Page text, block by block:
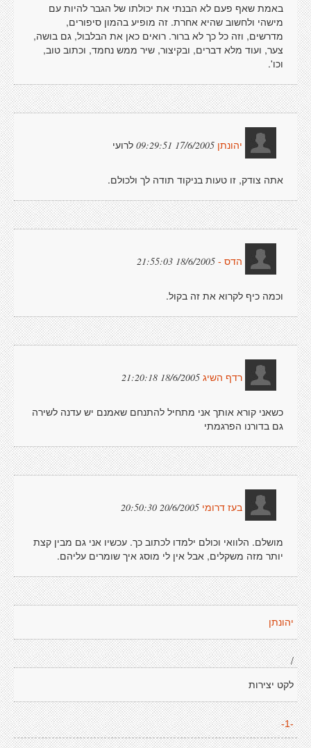
באמת שאף פעם לא הבנתי את יכולתו של הגבר להיות עם
מישהי ולחשוב שהיא אחרת. זה מופיע בהמון סיפורים,
מדרשים, וזה כל כך לא ברור. רואים כאן את הבלבול, גם בושה,
צער, ועוד מלא דברים, ובקיצור, שיר ממש נחמד, וכתוב טוב,
וכו'.
יהונתן 17/6/2005 09:29:51 לרועי
אתה צודק, זו טעות בניקוד תודה לך ולכולם.
הדס - 18/6/2005 21:55:03
וכמה כיף לקרוא את זה בקול.
רדף השיג 18/6/2005 21:20:18
כשאני קורא אותך אני מתחיל להתנחם שאמנם יש עדנה לשירה
גם בדורנו הפרגמתי
בעז דרומי 20/6/2005 20:50:30
מושלם. הלוואי וכולם ילמדו לכתוב כך. עכשיו אני גם מבין קצת
יותר מזה משקלים, אבל אין לי מוסג איך שומרים עליהם.
יהונתן
/
לקט יצירות
-1-